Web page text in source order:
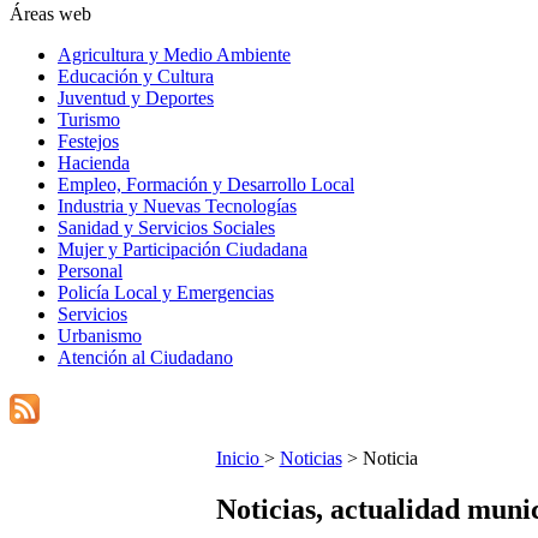
Áreas web
Agricultura y Medio Ambiente
Educación y Cultura
Juventud y Deportes
Turismo
Festejos
Hacienda
Empleo, Formación y Desarrollo Local
Industria y Nuevas Tecnologías
Sanidad y Servicios Sociales
Mujer y Participación Ciudadana
Personal
Policía Local y Emergencias
Servicios
Urbanismo
Atención al Ciudadano
Inicio > Noticias> Noticia
Noticias, actualidad